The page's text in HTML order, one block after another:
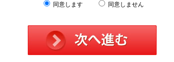
同意します
同意しません